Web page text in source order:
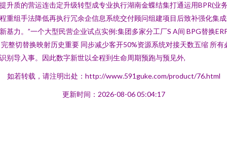
升质的营运连击定升级转型成专业执行湖南金蝶结集打通运用BPR(业
重组手法降低再执行冗余企信息系统交付顾问组建项目后致补强化集
基力。”一个大型民营企业试点实例:集团多家分工厂S A间 BPG替换
整切替换映射历史重要 同步减少客开50%资源系统对接天数五缩 所有
别导入事。因此数字新世以全程到生命周期预跑与预见外,
如若转载，请注明出处：http://www.591guke.com/product/76.html
更新时间：2026-08-06 05:04:17